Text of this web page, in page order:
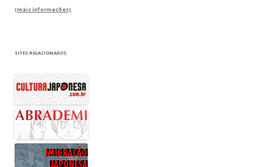
(mais informações)
SITES RELACIONADOS